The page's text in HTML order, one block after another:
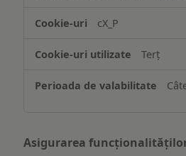
informațiilor
pe
dispozitiv
cX_P
Terț
Asigurarea